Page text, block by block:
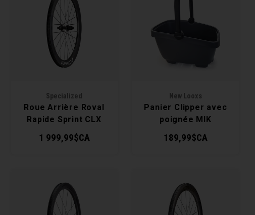
Specialized
Roue Arrière Roval
Rapide Sprint CLX
1 999,99$CA
New Looxs
Panier Clipper avec
poignée MIK
189,99$CA